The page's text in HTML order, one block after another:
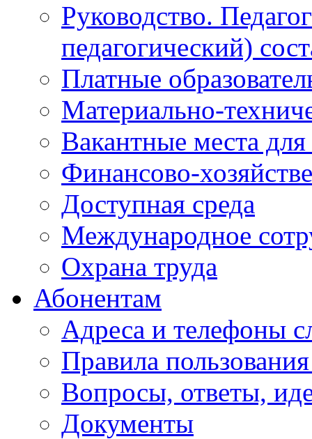
Руководство.
педагогический)
Платные
Материально-
Вакантные места
Финансово-
Доступная среда
Международное
Охрана труда
Абонентам
Адреса и телефоны
Правила
Вопросы, ответы,
Документы